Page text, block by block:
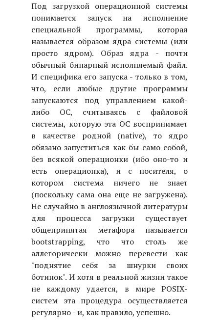
Под загрузкой операционной системы
понимается запуск на исполнение
специальной программы, которая
называется образом ядра системы (или
просто ядром). Образ ядра - почти
обычный бинарный исполняемый файл.
И специфика его запуска - только в том,
что, если любые другие программы
запускаются под управлением какой-
либо ОС, считываясь с файловой
системы, которую эта ОС воспринимает
в качестве родной (native), то ядро
обязано запуститься как бы само собой,
без всякой операционки (ибо оно-то и
есть операционка), и с носителя, о
котором система ничего не знает
(поскольку сама она еще не загружена).
Не случайно в англоязычной литературы
для процесса загрузки существует
общепринятая метафора называется
bootstrapping, что что столь же
аллегорически можно перевести как
"поднятие себя за шнурки своих
ботинок". И хотя в реальной жизни такое
не каждому удается, в мире POSIX-
систем эта процедура осуществляется
регулярно - и, как правило, успешно.